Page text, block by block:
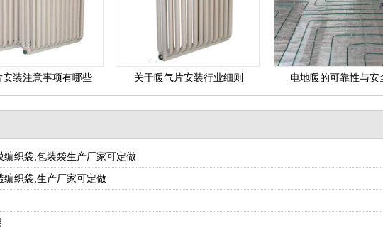
安装注意事项有哪些 关于暖气片安装行业细则 电地暖的可靠性与安
织袋,包装袋生产厂家可定做
编织袋,生产厂家可定做